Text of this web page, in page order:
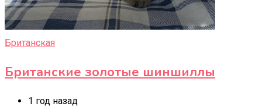
Британская
Британские золотые шиншиллы
1 год назад